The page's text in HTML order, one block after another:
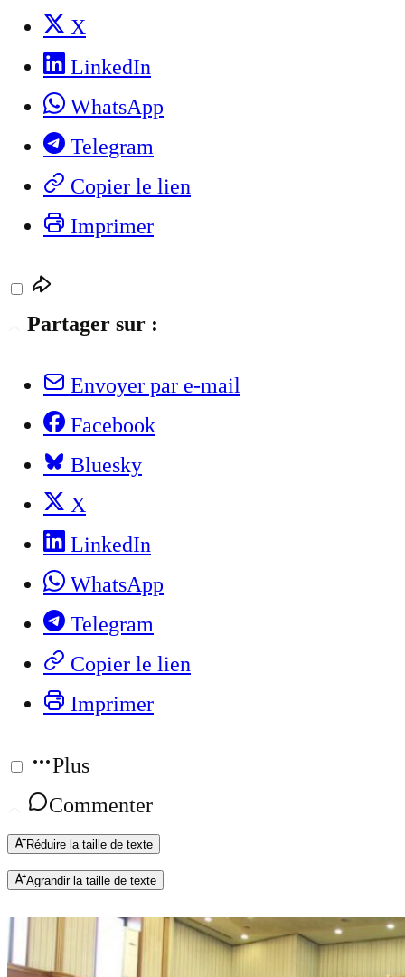
X
LinkedIn
WhatsApp
Telegram
Copier le lien
Imprimer
Partager sur :
Envoyer par e-mail
Facebook
Bluesky
X
LinkedIn
WhatsApp
Telegram
Copier le lien
Imprimer
Plus
Commenter
Réduire la taille de texte
Agrandir la taille de texte